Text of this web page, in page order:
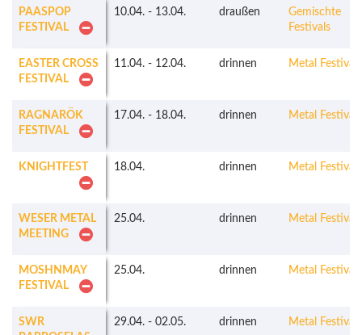
PAASPOP
FESTIVAL
10.04. - 13.04. draußen
Gemischte
Festivals
EASTER CROSS
FESTIVAL
11.04. - 12.04. drinnen Metal Festivals
RAGNARÖK
FESTIVAL
17.04. - 18.04. drinnen Metal Festivals
KNIGHTFEST 18.04. drinnen Metal Festivals
WESER METAL
MEETING
25.04. drinnen Metal Festivals
MOSHNMAY
FESTIVAL
25.04. drinnen Metal Festivals
SWR
29.04. - 02.05. drinnen Metal Festivals